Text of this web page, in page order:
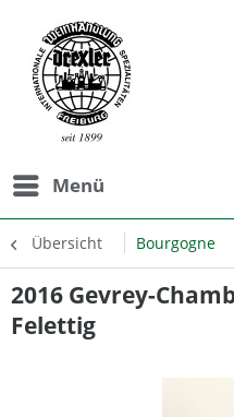
Menü
Übersicht Bourgogne
2016 Gevrey-
Felettig